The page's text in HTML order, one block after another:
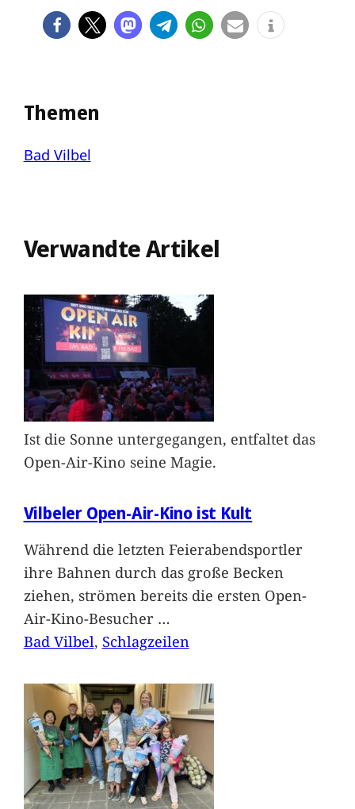
Themen
Bad Vilbel
Verwandte Artikel
Ist die Sonne untergegangen, entfaltet das
Open-Air-Kino seine Magie.
Vilbeler Open-Air-Kino ist Kult
Während die letzten Feierabendsportler
ihre Bahnen durch das große Becken
ziehen, strömen bereits die ersten Open-
Air-Kino-Besucher …
Bad Vilbel, Schlagzeilen